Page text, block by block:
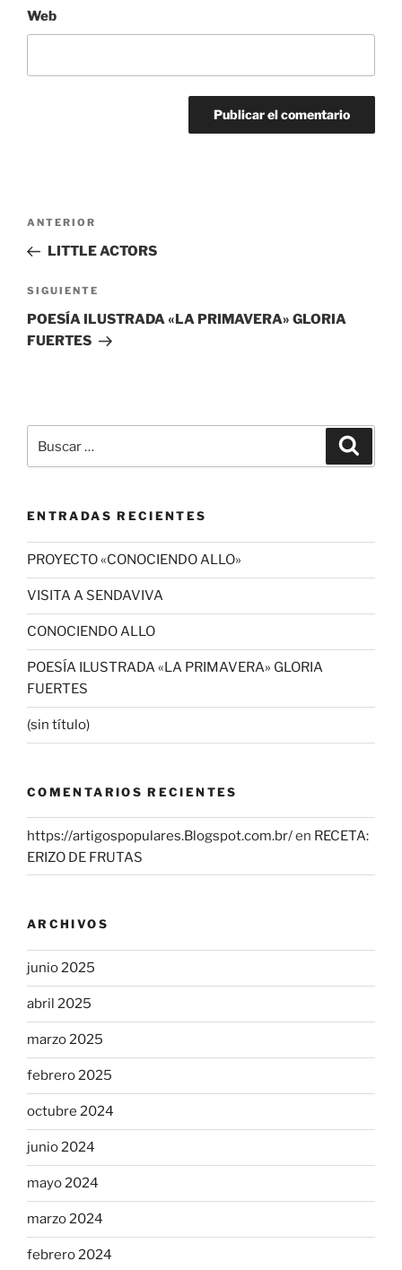
Web
Navegación
entradas
Entrada
anterior:
ANTERIOR
LITTLE ACTORS
Siguiente
entrada
SIGUIENTE
POESÍA ILUSTRADA «LA PRIMAVERA» GLORIA
FUERTES
por:
ENTRADAS RECIENTES
PROYECTO «CONOCIENDO ALLO»
VISITA A SENDAVIVA
CONOCIENDO ALLO
POESÍA ILUSTRADA «LA PRIMAVERA» GLORIA
FUERTES
(sin título)
COMENTARIOS RECIENTES
https://artigospopulares.Blogspot.com.br/en RECETA:
ERIZO DE FRUTAS
ARCHIVOS
junio 2025
abril 2025
marzo 2025
febrero 2025
octubre 2024
junio 2024
mayo 2024
marzo 2024
febrero 2024